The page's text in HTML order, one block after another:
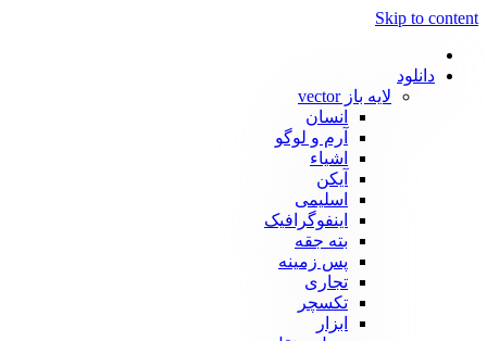
Skip to content
دانلود
لایه باز vector
انسان
آرم و لوگو
اشیاء
آیکن
اسلیمی
اینفوگرافیک
بته جقه
پس زمینه
تجاری
تکسچر
ابزار